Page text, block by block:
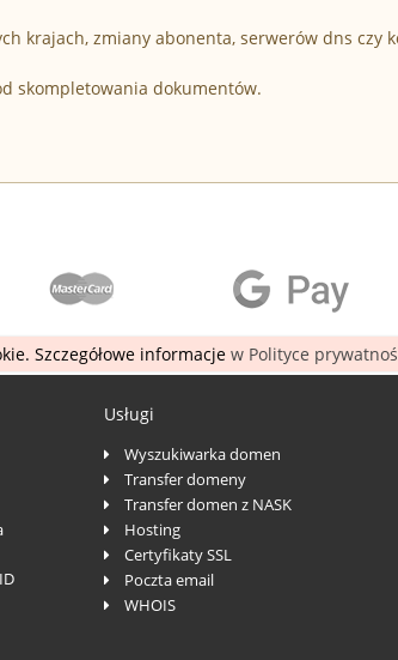
krajach, zmiany abonenta, serwerów dns czy
skompletowania dokumentów.
Szczegółowe informacje w Polityce
Usługi
Wyszukiwarka domen
Transfer domeny
Transfer domen z NASK
Hosting
Certyfikaty SSL
Poczta email
WHOIS